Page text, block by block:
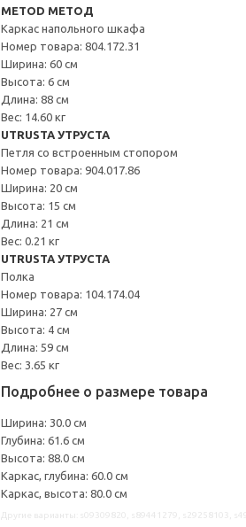
METOD МЕТОД
Каркас напольного шкафа
Номер товара: 804.172.31
Ширина: 60 см
Высота: 6 см
Длина: 88 см
Вес: 14.60 кг
UTRUSTA УТРУСТА
Петля со встроенным стопором
Номер товара: 904.017.86
Ширина: 20 см
Высота: 15 см
Длина: 21 см
Вес: 0.21 кг
UTRUSTA УТРУСТА
Полка
Номер товара: 104.174.04
Ширина: 27 см
Высота: 4 см
Длина: 59 см
Вес: 3.65 кг
Подробнее о размере товара
Ширина: 30.0 см
Глубина: 61.6 см
Высота: 88.0 см
Каркас, глубина: 60.0 см
Каркас, высота: 80.0 см